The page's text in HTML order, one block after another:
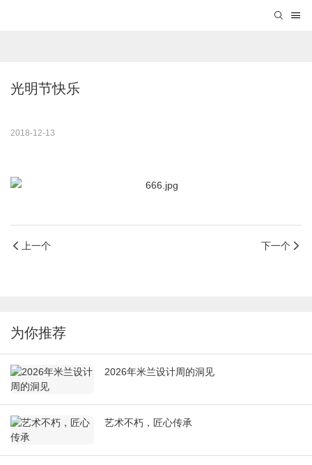
光明节快乐
2018-12-13
上一个 下一个
为你推荐
2026年米兰设计周的洞见
艺术不朽，匠心传承